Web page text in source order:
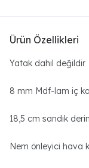
Ürün Özellikleri
Yatak dahil değildir
8 mm Mdf-lam iç
18,5 cm sandık
Nem önleyici hava